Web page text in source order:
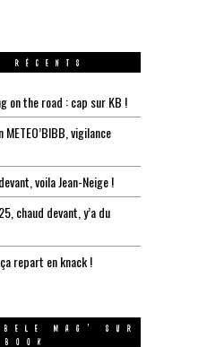
RÉCENTS
on the road : cap sur KB !
vigilance
voila Jean-Neige !
chaud devant, y’a du
repart en knack !
MAG’ SUR